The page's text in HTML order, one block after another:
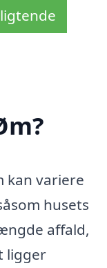
kan variere
husets
affald,
ligger